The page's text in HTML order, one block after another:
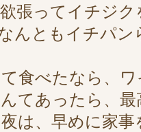
張ってイチジ
んともイチパ
食べたなら、
てあったら、最
は、早めに家